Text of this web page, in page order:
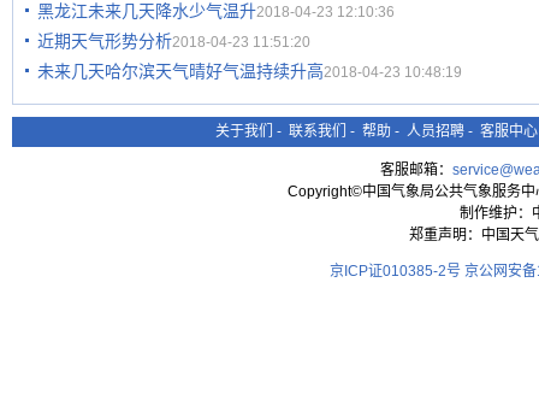
黑龙江未来几天降水少气温升2018-04-23 12:10:36
近期天气形势分析2018-04-23 11:51:20
未来几天哈尔滨天气晴好气温持续升高2018-04-23 10:48:19
关于我们 - 联系我们 - 帮助 - 人员招聘 - 客服中心
客服邮箱：
Copyright©中国气象局公共气象服务
制作维护：
郑重声明：中国天
京ICP证010385-2号 京公网安